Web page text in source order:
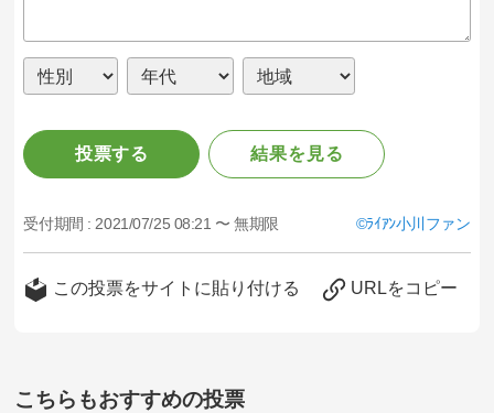
投票する 結果を見る
受付期間 : 2021/07/25 08:21 〜 無期限 ﾗｲｱﾝ小川ファン
この投票をサイトに貼り付ける URLをコピー
こちらもおすすめの投票